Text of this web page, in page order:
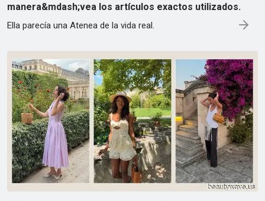
manera&mdash;vea los artículos exactos utilizados.
Ella parecía una Atenea de la vida real.